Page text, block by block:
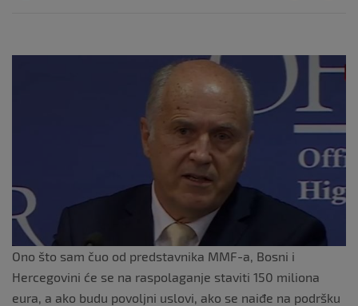
e
o
o
k
Ono što sam čuo od predstavnika MMF-a, Bosni i
Hercegovini će se na raspolaganje staviti 150 miliona
eura, a ako budu povoljni uslovi, ako se naiđe na podršku